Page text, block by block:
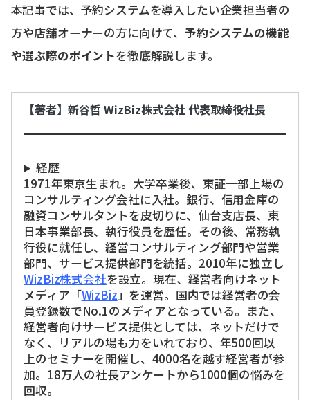
本記事では、予約システムを導入したい企業担当者の
方や店舗オーナーの方に向けて、予約システムの機能
や選ぶ際のポイントを徹底解説します。
【著者】新谷哲 WizBiz株式会社 代表取締役社長
経歴
1971年東京生まれ。大学卒業後、東証一部上場の
コンサルティング会社に入社。銀行、信用金庫の
融資コンサルタントを皮切りに、仙台支店長、東
日本事業部長、執行役員を歴任。その後、常務執
行役に就任し、経営コンサルティング部門や営業
部門、サービス提供部門を統括。2010年に独立し
WizBiz株式会社を設立。現在、経営者向けネット
メディア「WizBiz」を運営。国内では経営者の会
員登録数でNo.1のメディアとなっている。また、
経営者向けサービス提供としては、ネットだけで
なく、リアルの場も力をいれており、年500回以
上のセミナーを開催し、4000名を越す経営者が参
加。18万人の社長アンケートから1000個の悩みを
回収。